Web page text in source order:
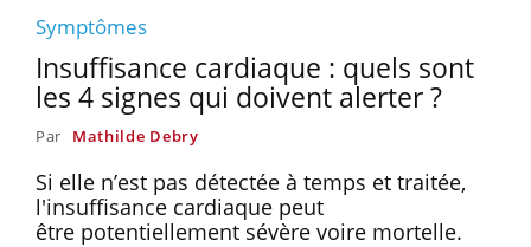
Symptômes
Insuffisance cardiaque : quels sont
les 4 signes qui doivent alerter ?
Par Mathilde Debry
Si elle n’est pas détectée à temps et traitée,
l'insuffisance cardiaque peut
être potentiellement sévère voire mortelle.